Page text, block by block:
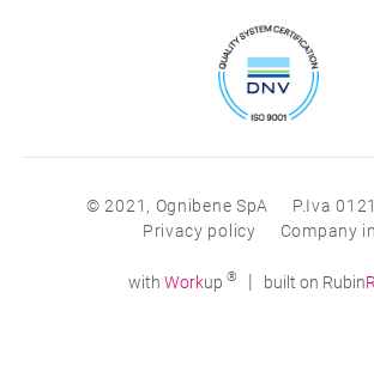
© 2021, Ognibene SpA
P.Iva
Privacy policy
Company
with Workup ® | built on Rubin